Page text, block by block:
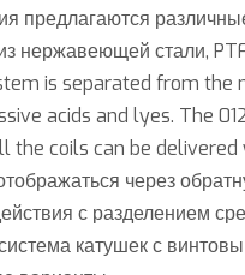
предлагаются
нержавеющей стали,
is separated from the
acids and lyes. The
coils can be
через
с разделением
катушек с